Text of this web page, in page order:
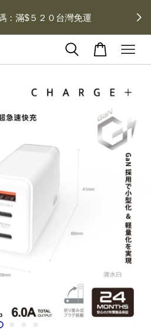
：滿$５２０台灣免運